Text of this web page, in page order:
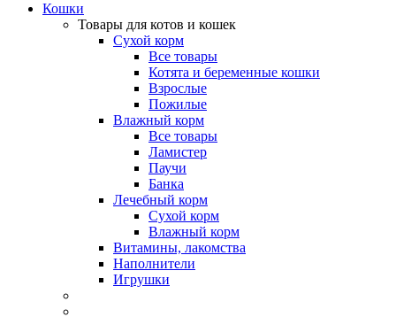
Кошки
Товары для котов и кошек
Сухой корм
Все товары
Котята и беременные кошки
Взрослые
Пожилые
Влажный корм
Все товары
Ламистер
Паучи
Банка
Лечебный корм
Сухой корм
Влажный корм
Витамины, лакомства
Наполнители
Игрушки